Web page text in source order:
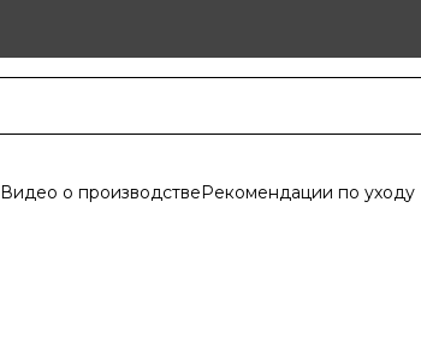
Видео о производствеРекомендации по уходу